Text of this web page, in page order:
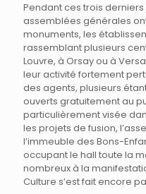
Pendant ces trois
assemblées générales
monuments, les
rassemblant plusieurs
Louvre, à Orsay ou à
leur activité fortement
des agents, plusieurs
ouverts gratuitement au
particulièrement visée
les projets de fusion,
l’immeuble des Bons-
occupant le hall toute la
nombreux à la
Culture s’est fait encore